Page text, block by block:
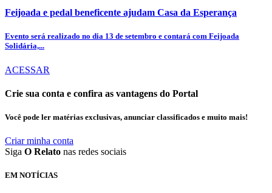
Feijoada e pedal beneficente ajudam Casa da Esperança
Evento será realizado no dia 13 de setembro e contará com Feijoada
Solidária,...
ACESSAR
Crie sua conta e confira as vantagens do Portal
Você pode ler matérias exclusivas, anunciar classificados e muito mais!
Criar minha conta
Siga O Relato nas redes sociais
EM NOTÍCIAS